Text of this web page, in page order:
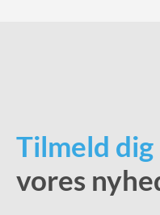
Tilmeld dig
vores